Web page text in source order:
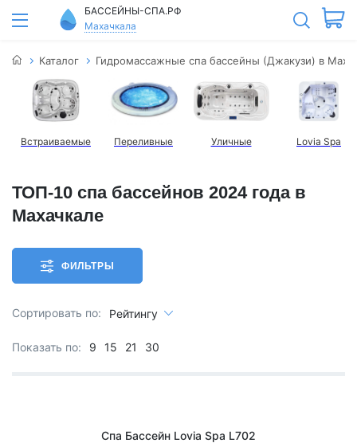
БАССЕЙНЫ-СПА.РФ
Махачкала
Каталог Гидромассажные спа бассейны (Джакузи) в
Встраиваемые Переливные Уличные Lovia Spa
ТОП-10 спа бассейнов 2024 года в
Махачкале
ФИЛЬТРЫ
Сортировать по: Рейтингу
Показать по: 9 15 21 30
Спа Бассейн Lovia Spa L702